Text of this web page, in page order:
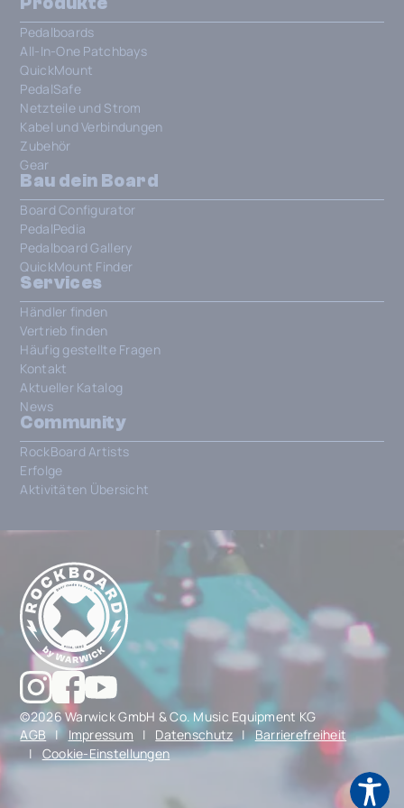
Pedalboards
All-In-One Patchbays
QuickMount
PedalSafe
Netzteile und Strom
Kabel und Verbindungen
Zubehör
Gear
Bau dein Board
Board Configurator
PedalPedia
Pedalboard Gallery
QuickMount Finder
Services
Händler finden
Vertrieb finden
Häufig gestellte Fragen
Kontakt
Aktueller Katalog
News
Community
RockBoard Artists
Erfolge
Aktivitäten Übersicht
©2026 Warwick GmbH & Co. Music Equipment KG
AGB
| Impressum | Datenschutz |
Barrierefreiheit
|
Cookie-Einstellungen